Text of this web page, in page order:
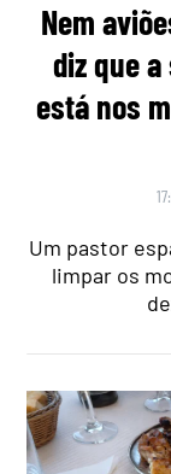
Nem
diz que
está nos
Um pastor
limpar os